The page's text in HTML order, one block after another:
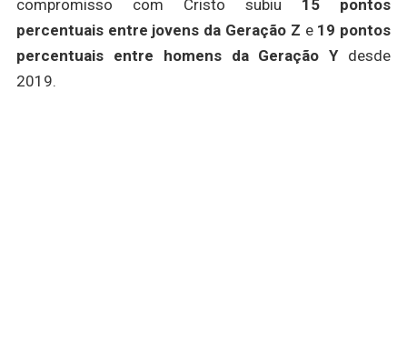
compromisso com Cristo subiu 15 pontos
percentuais entre jovens da Geração Z e 19 pontos
percentuais entre homens da Geração Ydesde
2019.